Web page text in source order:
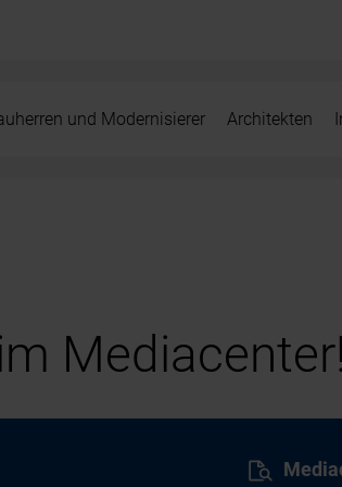
und Modernisierer Architekten